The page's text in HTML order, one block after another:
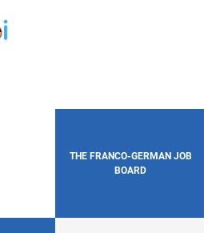
THE FRANCO-GERMAN JOB
BOARD